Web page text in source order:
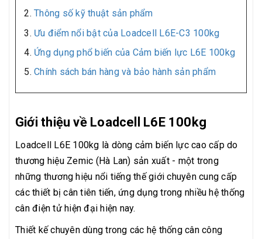
Thông số kỹ thuật sản phẩm
Ưu điểm nổi bật của Loadcell L6E-C3 100kg
Ứng dụng phổ biến của Cảm biến lực L6E 100kg
Chính sách bán hàng và bảo hành sản phẩm
Giới thiệu về Loadcell L6E 100kg
Loadcell L6E 100kg là dòng cảm biến lực cao cấp do
thương hiệu Zemic (Hà Lan) sản xuất - một trong
những thương hiệu nổi tiếng thế giới chuyên cung cấp
các thiết bị cân tiên tiến, ứng dụng trong nhiều hệ thống
cân điện tử hiện đại hiện nay.
Thiết kế chuyên dùng trong các hệ thống cân công